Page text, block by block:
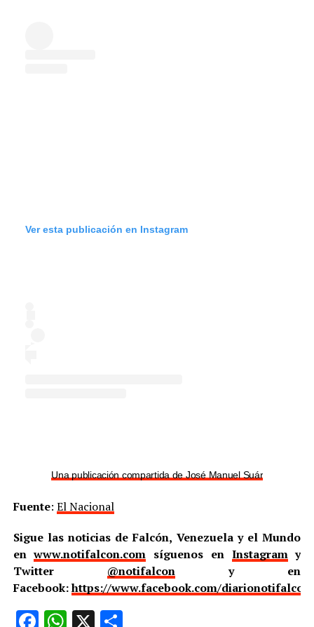
Ver esta publicación en Instagram
Una publicación compartida de José Manuel Suárez
Fuente: El Nacional
Sigue las noticias de Falcón, Venezuela y el Mundo
enwww.notifalcon.com síguenos en Instagramy
Twitter @notifalcony en
Facebook:https://www.facebook.com/
Facebook
WhatsApp
X Compartir